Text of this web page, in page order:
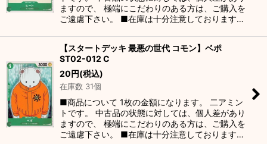
ますので、 極端にこだわりのある方は、ご購入を
ご遠慮下さい。 ■在庫は十分注意しております…
【スタートデッキ 最悪の世代 コモン】ベポ
ST02-012 C
20円(税込)
在庫数 31個
■商品について 1枚の金額になります。 二アミン
トです。 中古品の状態に対しては、個人差があり
ますので、 極端にこだわりのある方は、ご購入を
ご遠慮下さい。 ■在庫は十分注意しております…